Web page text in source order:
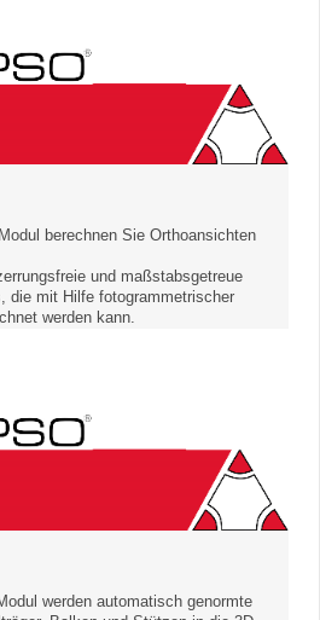
berechnen Sie Orthoansichten
und maßstabsgetreue
die mit Hilfe fotogrammetrischer
werden kann.
werden automatisch genormte